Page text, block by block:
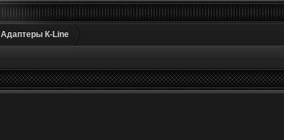
Адаптеры К-Line